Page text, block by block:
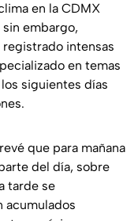
en la CDMX
sin embargo,
registrado intensas
en temas
siguientes días
que para mañana
del día, sobre
tarde se
acumulados